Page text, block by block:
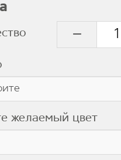
желаемый цвет